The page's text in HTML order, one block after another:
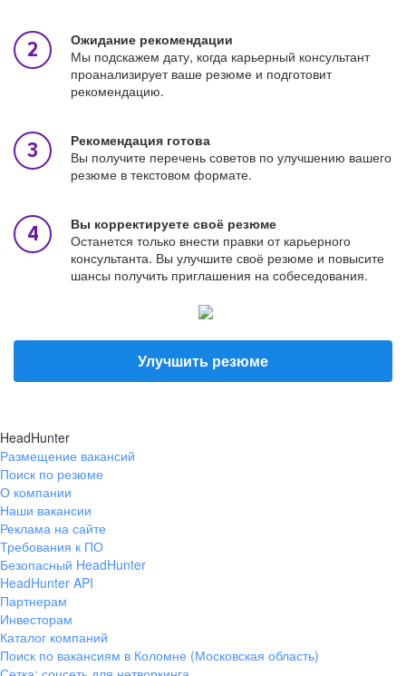
Ожидание рекомендации
Мы подскажем дату, когда карьерный консультант
проанализирует ваше резюме и подготовит
рекомендацию.
Рекомендация готова
Вы получите перечень советов по улучшению вашего
резюме в текстовом формате.
Вы корректируете своё резюме
Останется только внести правки от карьерного
консультанта. Вы улучшите своё резюме и повысите
шансы получить приглашения на собеседования.
Улучшить резюме
HeadHunter
Размещение вакансий
Поиск по резюме
О компании
Наши вакансии
Реклама на сайте
Требования к ПО
Безопасный HeadHunter
HeadHunter API
Партнерам
Инвесторам
Каталог компаний
Поиск по вакансиям в Коломне (Московская область)